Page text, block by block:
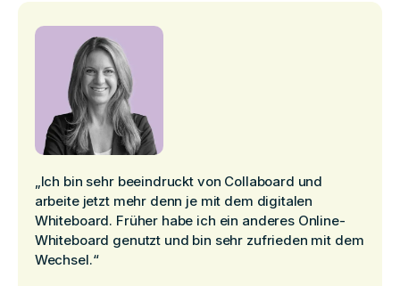
„Ich bin sehr beeindruckt von Collaboard und
arbeite jetzt mehr denn je mit dem digitalen
Whiteboard. Früher habe ich ein anderes Online-
Whiteboard genutzt und bin sehr zufrieden mit dem
Wechsel.“